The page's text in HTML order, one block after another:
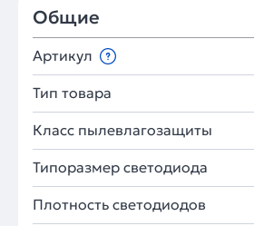
Общие
Артикул
Тип товара
Класс пылевлагозащиты
Типоразмер светодиода
Плотность светодиодов